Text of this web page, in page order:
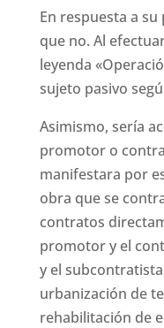
En respuesta a
que no. Al
leyenda
sujeto pasivo
Asimismo, sería
promotor o
manifestara por
obra que se
contratos
promotor y el
y el
urbanización de
rehabilitación de